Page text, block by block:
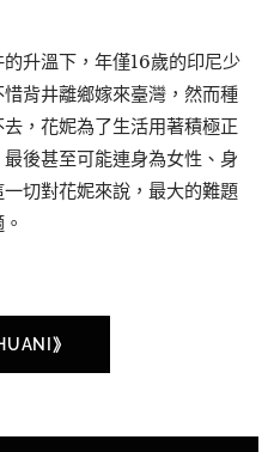
升溫下，年僅16歲的印尼少
背井離鄉嫁來臺灣，然而種
，花妮為了生活用著積極正
後甚至可能連身為女性、身
切對花妮來說，最大的難題
》